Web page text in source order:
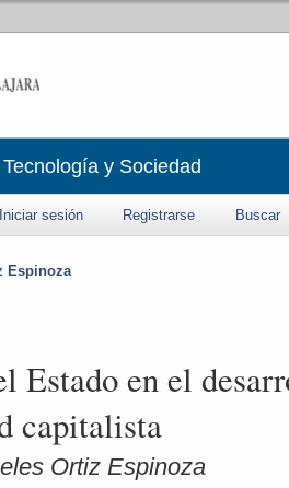
y Sociedad
Iniciar sesión Registrarse Buscar
Espinoza
Estado en el
capitalista
Ortiz Espinoza